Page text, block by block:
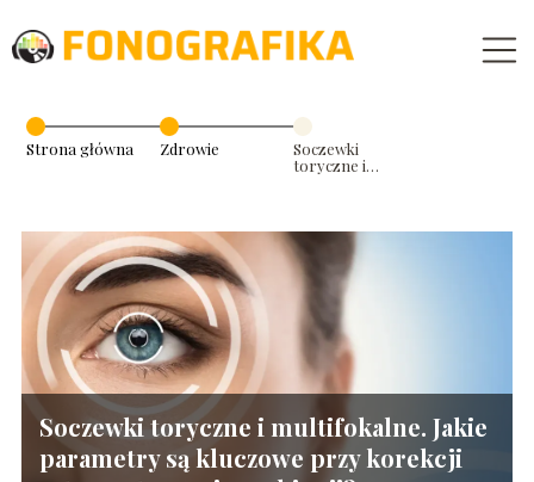
Strona główna Zdrowie
Soczewki
toryczne i
kluczowe przy
korekcji
astygmatyzmu i
prezbiopii?
Soczewki toryczne i multifokalne. Jakie
parametry są kluczowe przy korekcji